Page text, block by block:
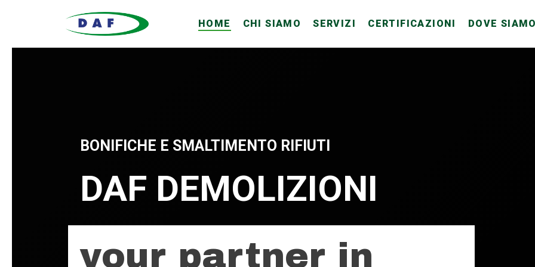
HOME CHI SIAMO SERVIZI CERTIFICAZIONI DOVE SIAMO
BONIFICHE E SMALTIMENTO RIFIUTI
DAF DEMOLIZIONI
your partner in